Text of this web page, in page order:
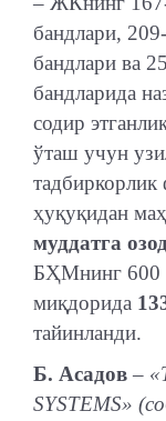
бандлари,
бандлари ва
бандларида
содир
ўташ учун
ҳуқуқидан
муддатга
БҲМнинг 600
миқдорида
тайинланди.
Б. Асадов –
SYSTEMS»